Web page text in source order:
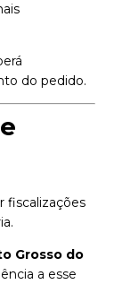
do pedido.
fiscalizações
Grosso do
a esse